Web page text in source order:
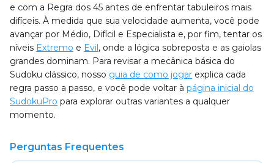
e com a Regra dos 45 antes de enfrentar tabuleiros mais
difíceis. À medida que sua velocidade aumenta, você pode
avançar por Médio, Difícil e Especialista e, por fim, tentar os
níveis Extremo e Evil, onde a lógica sobreposta e as gaiolas
grandes dominam. Para revisar a mecânica básica do
Sudoku clássico, nosso guia de como jogar explica cada
regra passo a passo, e você pode voltar à página inicial do
SudokuPro para explorar outras variantes a qualquer
momento.
Perguntas Frequentes